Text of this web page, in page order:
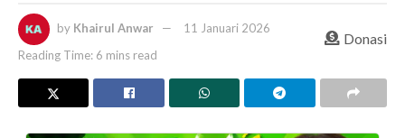
by Khairul Anwar
11 Januari 2026
Reading Time: 6 mins read
Donasi